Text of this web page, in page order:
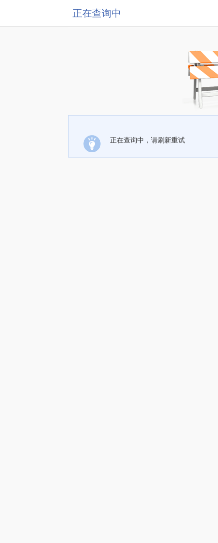
正在查询中
正在查询中，请刷新重试